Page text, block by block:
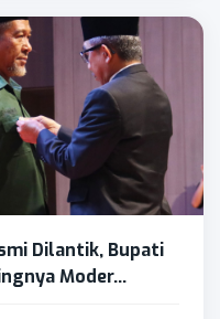
Dilantik, Bupati
Moder...